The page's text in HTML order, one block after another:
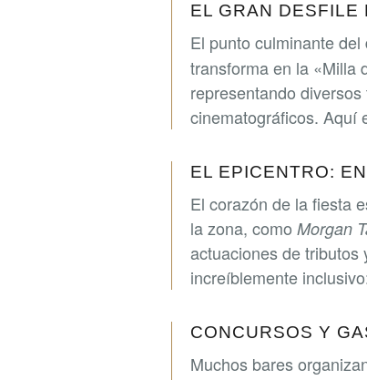
EL GRAN DESFILE
El punto culminante
transforma en la «Milla
representando
cinematográficos. Aquí
EL EPICENTRO:
El corazón de la fiesta
la zona, como Morgan
actuaciones de tributos
increíblemente
CONCURSOS Y
Muchos bares